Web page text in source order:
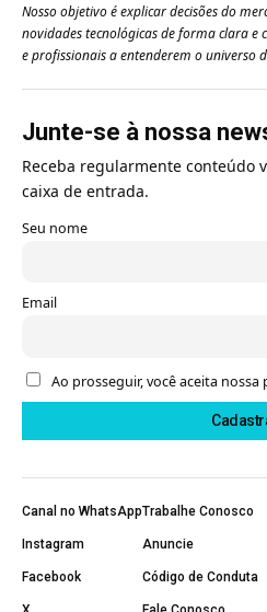
Nosso objetivo é explicar decisões do
novidades tecnológicas de forma clara e
e profissionais a entenderem o universo
Junte-se à nossa
Receba regularmente conteúdo
caixa de entrada.
Seu nome
Email
Ao prosseguir, você aceita
Canal no WhatsApp
Instagram
Facebook
Trabalhe Conosco
Anuncie
Código de Conduta